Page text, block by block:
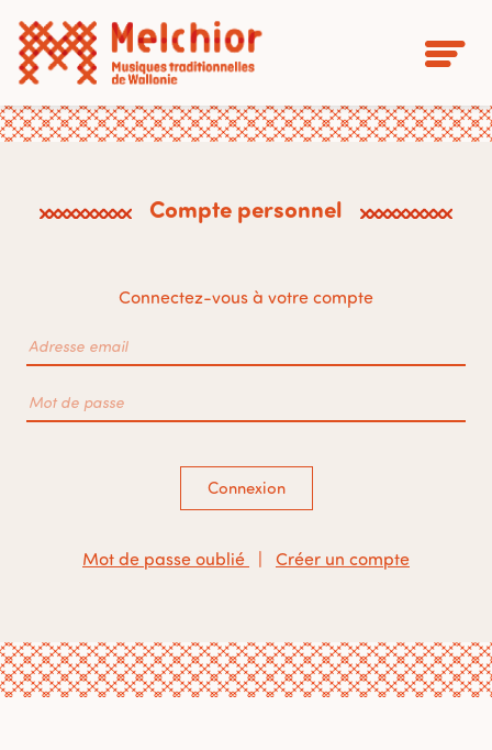
Compte personnel
Connectez-vous à votre compte
Connexion
Mot de passe oublié Créer un compte